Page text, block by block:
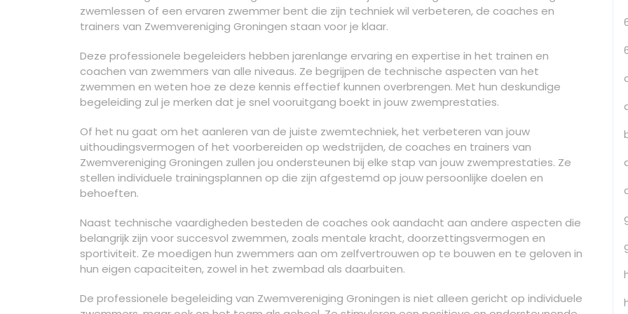
zwemlessen of een ervaren zwemmer bent die zijn techniek wil verbeteren, de coaches en
trainers van Zwemvereniging Groningen staan voor je klaar.
Deze professionele begeleiders hebben jarenlange ervaring en expertise in het trainen en
coachen van zwemmers van alle niveaus. Ze begrijpen de technische aspecten van het
zwemmen en weten hoe ze deze kennis effectief kunnen overbrengen. Met hun deskundige
begeleiding zul je merken dat je snel vooruitgang boekt in jouw zwemprestaties.
Of het nu gaat om het aanleren van de juiste zwemtechniek, het verbeteren van jouw
uithoudingsvermogen of het voorbereiden op wedstrijden, de coaches en trainers van
Zwemvereniging Groningen zullen jou ondersteunen bij elke stap van jouw zwemprestaties. Ze
stellen individuele trainingsplannen op die zijn afgestemd op jouw persoonlijke doelen en
behoeften.
Naast technische vaardigheden besteden de coaches ook aandacht aan andere aspecten die
belangrijk zijn voor succesvol zwemmen, zoals mentale kracht, doorzettingsvermogen en
sportiviteit. Ze moedigen hun zwemmers aan om zelfvertrouwen op te bouwen en te geloven in
hun eigen capaciteiten, zowel in het zwembad als daarbuiten.
De professionele begeleiding van Zwemvereniging Groningen is niet alleen gericht op individuele